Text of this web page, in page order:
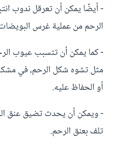
- أيضًا يمكن أن تعرقل ندوب
الرحم من عملية غرس
- كما يمكن أن تتسبب عيوب
مثل تشوه شكل الرحم، في
أو الحفاظ عليه.
- ويمكن أن يحدث تضيق عنق
تلف بعنق الرحم.